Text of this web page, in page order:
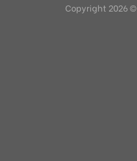
Copyright 2026 ©